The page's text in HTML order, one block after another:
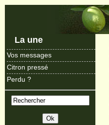
La une
Vos messages
Citron pressé
Perdu ?